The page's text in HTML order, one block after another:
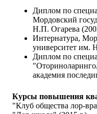
Диплом по
Мордовский
Н.П. Огарева
Интернатура,
университет им.
Диплом по
академия
Курсы повышения
"Клуб общества лор-